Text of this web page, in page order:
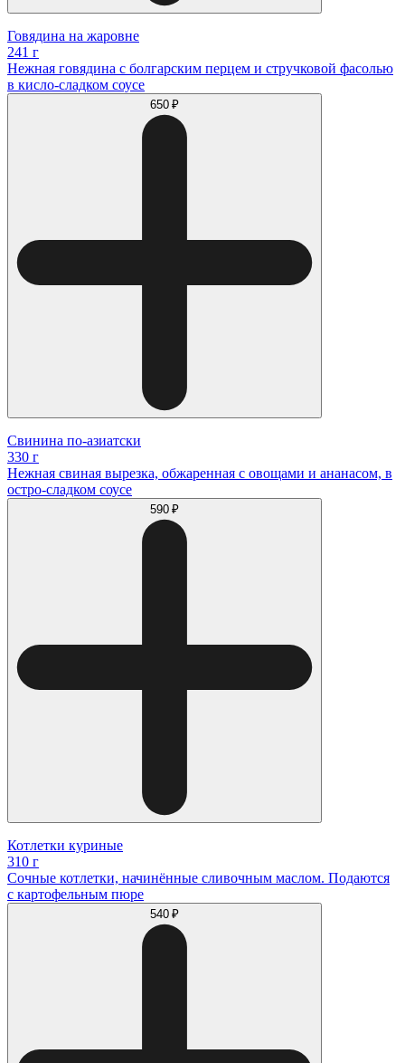
Говядина на жаровне
241 г
Нежная говядина с болгарским перцем и стручковой фасолью
в кисло-сладком соусе
650 ₽
Свинина по-азиатски
330 г
Нежная свиная вырезка, обжаренная с овощами и ананасом, в
остро-сладком соусе
590 ₽
Котлетки куриные
310 г
Сочные котлетки, начинённые сливочным маслом. Подаются
с картофельным пюре
540 ₽